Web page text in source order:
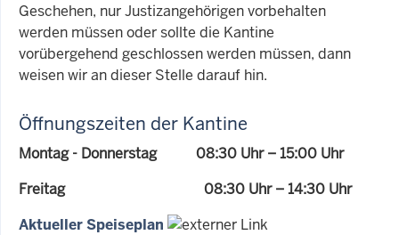
Geschehen, nur Justizangehörigen vorbehalten
werden müssen oder sollte die Kantine
vorübergehend geschlossen werden müssen, dann
weisen wir an dieser Stelle darauf hin.
Öffnungszeiten der Kantine
Montag - Donnerstag 08:30 Uhr – 15:00 Uhr
Freitag 08:30 Uhr – 14:30 Uhr
Aktueller Speiseplan